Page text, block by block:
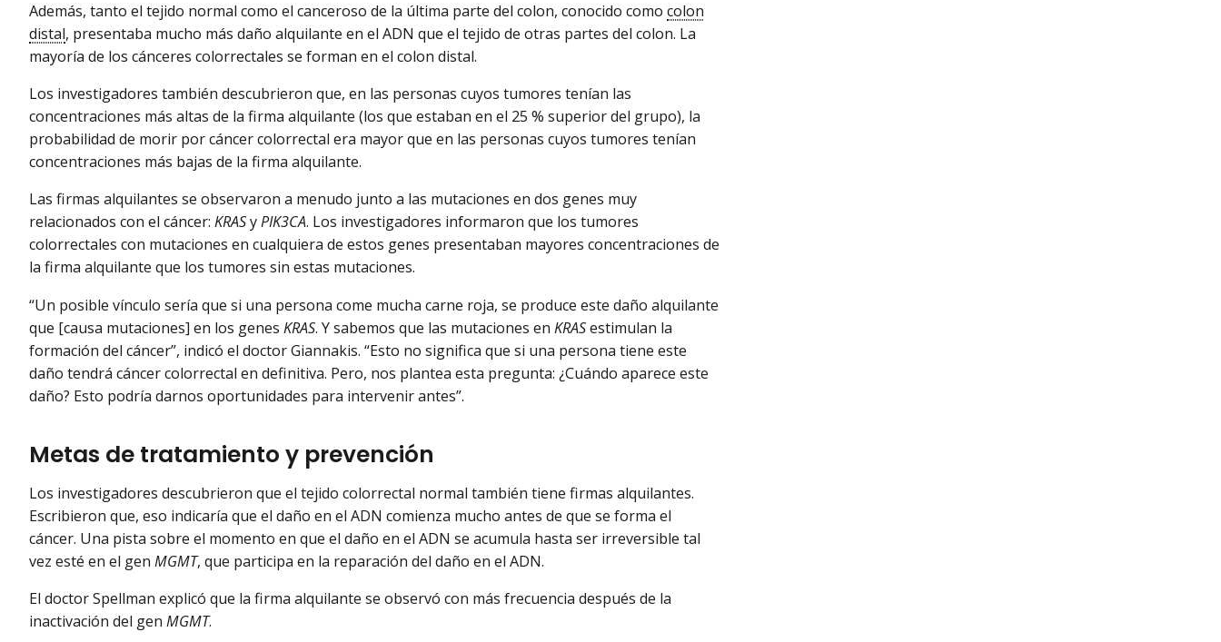
Además, tanto el tejido normal como el canceroso de la última parte del colon, conocido como colon
distal, presentaba mucho más daño alquilante en el ADN que el tejido de otras partes del colon. La
mayoría de los cánceres colorrectales se forman en el colon distal.
Los investigadores también descubrieron que, en las personas cuyos tumores tenían las
concentraciones más altas de la firma alquilante (los que estaban en el 25 % superior del grupo), la
probabilidad de morir por cáncer colorrectal era mayor que en las personas cuyos tumores tenían
concentraciones más bajas de la firma alquilante.
Las firmas alquilantes se observaron a menudo junto a las mutaciones en dos genes muy
relacionados con el cáncer: KRASyPIK3CA. Los investigadores informaron que los tumores
colorrectales con mutaciones en cualquiera de estos genes presentaban mayores concentraciones de
la firma alquilante que los tumores sin estas mutaciones.
“Un posible vínculo sería que si una persona come mucha carne roja, se produce este daño alquilante
que [causa mutaciones] en los genes KRAS. Y sabemos que las mutaciones en KRASestimulan la
formación del cáncer”, indicó el doctor Giannakis. “Esto no significa que si una persona tiene este
daño tendrá cáncer colorrectal en definitiva. Pero, nos plantea esta pregunta: ¿Cuándo aparece este
daño? Esto podría darnos oportunidades para intervenir antes”.
Metas de tratamiento y prevención
Los investigadores descubrieron que el tejido colorrectal normal también tiene firmas alquilantes.
Escribieron que, eso indicaría que el daño en el ADN comienza mucho antes de que se forma el
cáncer. Una pista sobre el momento en que el daño en el ADN se acumula hasta ser irreversible tal
vez esté en el gen MGMT, que participa en la reparación del daño en el ADN.
El doctor Spellman explicó que la firma alquilante se observó con más frecuencia después de la
inactivación del gen MGMT.